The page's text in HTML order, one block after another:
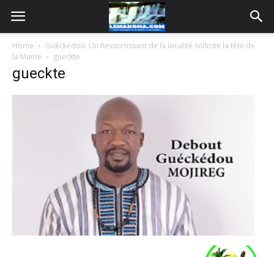
Home
Guéckedou: Un Ressortissant de la localité sollicite la tête de
la Mairie
gueckte
gueckte